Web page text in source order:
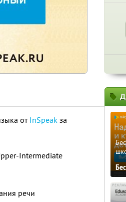
от InSpeak за
Intermediate
речи